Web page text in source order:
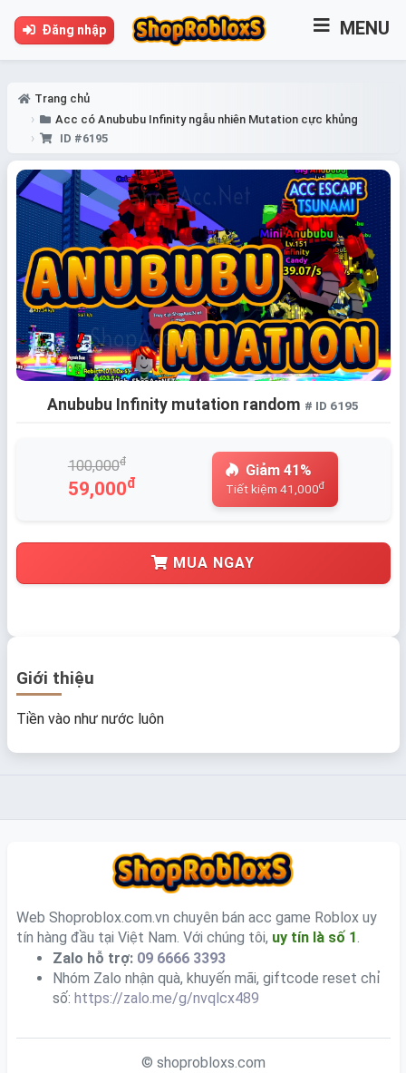
Đăng nhập MENU
Trang chủ
Acc có Anububu Infinity ngẫu nhiên Mutation cực khủng
ID #6195
Anububu Infinity mutation random # ID 6195
100,000đ
59,000đ
Giảm 41%
Tiết kiệm 41,000đ
MUA NGAY
Giới thiệu
Tiền vào như nước luôn
Web Shoproblox.com.vn chuyên bán acc game Roblox uy
tín hàng đầu tại Việt Nam. Với chúng tôi, uy tín là số 1.
Zalo hỗ trợ: 09 6666 3393
Nhóm Zalo nhận quà, khuyến mãi, giftcode reset chỉ
số: https://zalo.me/g/nvqlcx489
© shoprobloxs.com